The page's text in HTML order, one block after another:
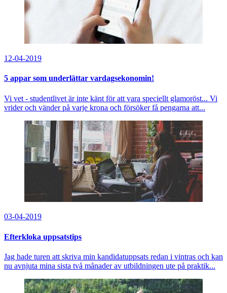
12-04-2019
5 appar som underlättar vardagsekonomin!
Vi vet - studentlivet är inte känt för att vara speciellt glamoröst... Vi
vrider och vänder på varje krona och försöker få pengarna att...
03-04-2019
Efterkloka uppsatstips
Jag hade turen att skriva min kandidatuppsats redan i vintras och kan
nu avnjuta mina sista två månader av utbildningen ute på praktik...